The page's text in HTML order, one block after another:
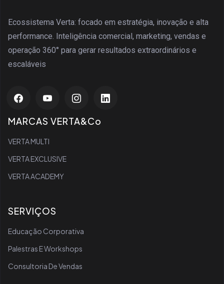
Ecossistema Verta: focado em estratégia, inovação e alta
performance. Inteligência comercial, marketing, vendas e
operação 360° para gerar resultados extraordinários e
escaláveis
MARCAS VERTA&Co
VERTA MULTI
VERTA EXCLUSIVE
VERTA ACADEMY
SERVIÇOS
Educação Corporativa
Palestras E Workshops
Consultoria De Vendas